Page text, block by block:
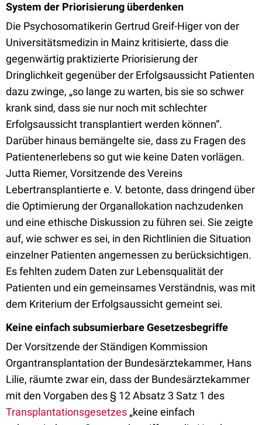
System der Priorisierung überdenken
Die Psychosomatikerin Gertrud Greif-Higer von der
Universitätsmedizin in Mainz kritisierte, dass die
gegenwärtig praktizierte Priorisierung der
Dringlichkeit gegenüber der Erfolgsaussicht Patienten
dazu zwinge, „so lange zu warten, bis sie so schwer
krank sind, dass sie nur noch mit schlechter
Erfolgsaussicht transplantiert werden können“.
Darüber hinaus bemängelte sie, dass zu Fragen des
Patientenerlebens so gut wie keine Daten vorlägen.
Jutta Riemer, Vorsitzende des Vereins
Lebertransplantierte e. V. betonte, dass dringend über
die Optimierung der Organallokation nachzudenken
und eine ethische Diskussion zu führen sei. Sie zeigte
auf, wie schwer es sei, in den Richtlinien die Situation
einzelner Patienten angemessen zu berücksichtigen.
Es fehlten zudem Daten zur Lebensqualität der
Patienten und ein gemeinsames Verständnis, was mit
dem Kriterium der Erfolgsaussicht gemeint sei.
Keine einfach subsumierbare Gesetzesbegriffe
Der Vorsitzende der Ständigen Kommission
Organtransplantation der Bundesärztekammer, Hans
Lilie, räumte zwar ein, dass der Bundesärztekammer
mit den Vorgaben des § 12 Absatz 3 Satz 1 des
Transplantationsgesetzes „keine einfach